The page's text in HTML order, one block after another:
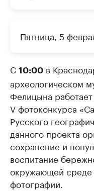
Пятница, 5
С 10:00 в
археологическом
Фелицына работает
V фотоконкурса
Русского
данного проекта
сохранение и
воспитание
окружающей среде
фотографии.